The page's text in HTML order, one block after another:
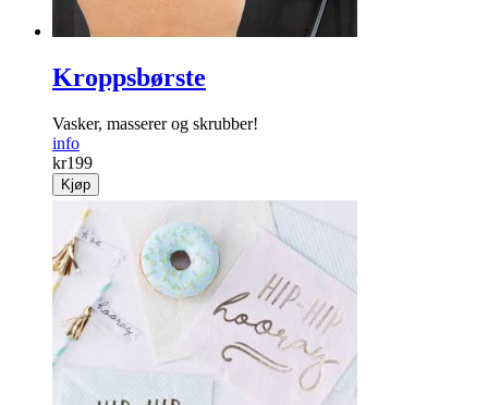
Kroppsbørste
Vasker, masserer og skrubber!
info
kr199
Kjøp